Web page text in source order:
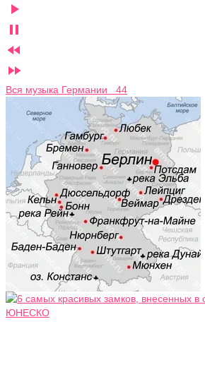




Вся музыка Германии 44